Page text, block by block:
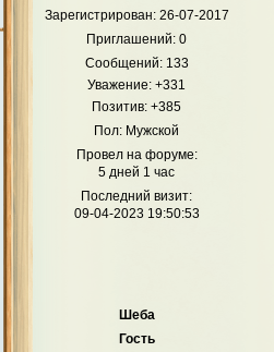
Зарегистрирован: 26-07-2017
Приглашений: 0
Сообщений:133
Уважение: +331
Позитив: +385
Пол: Мужской
Провел на форуме:
5 дней 1 час
Последний визит:
09-04-2023 19:50:53
Шеба
Гость